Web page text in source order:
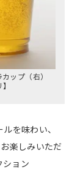
ップ（右）
を味わい、
楽しみいただ
ション